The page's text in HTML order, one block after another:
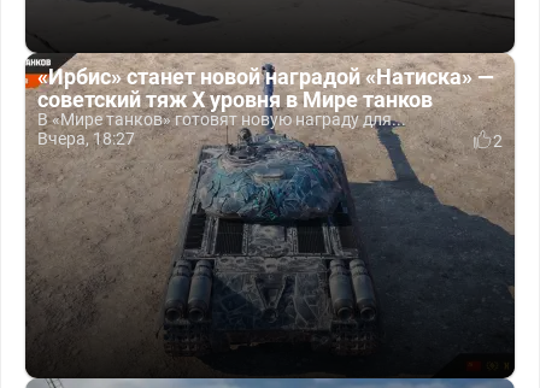
«Ирбис» станет новой наградой «Натиска» —
советский тяж X уровня в Мире танков
В «Мире танков» готовят новую награду для...
Вчера, 18:27
2